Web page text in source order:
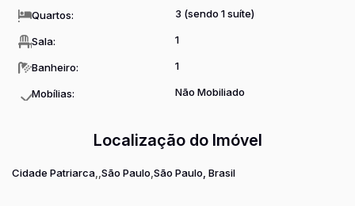
Quartos: 3 (sendo 1 suíte)
Sala: 1
Banheiro: 1
Mobílias: Não Mobiliado
Localização do Imóvel
Cidade Patriarca São Paulo São Paulo, Brasil